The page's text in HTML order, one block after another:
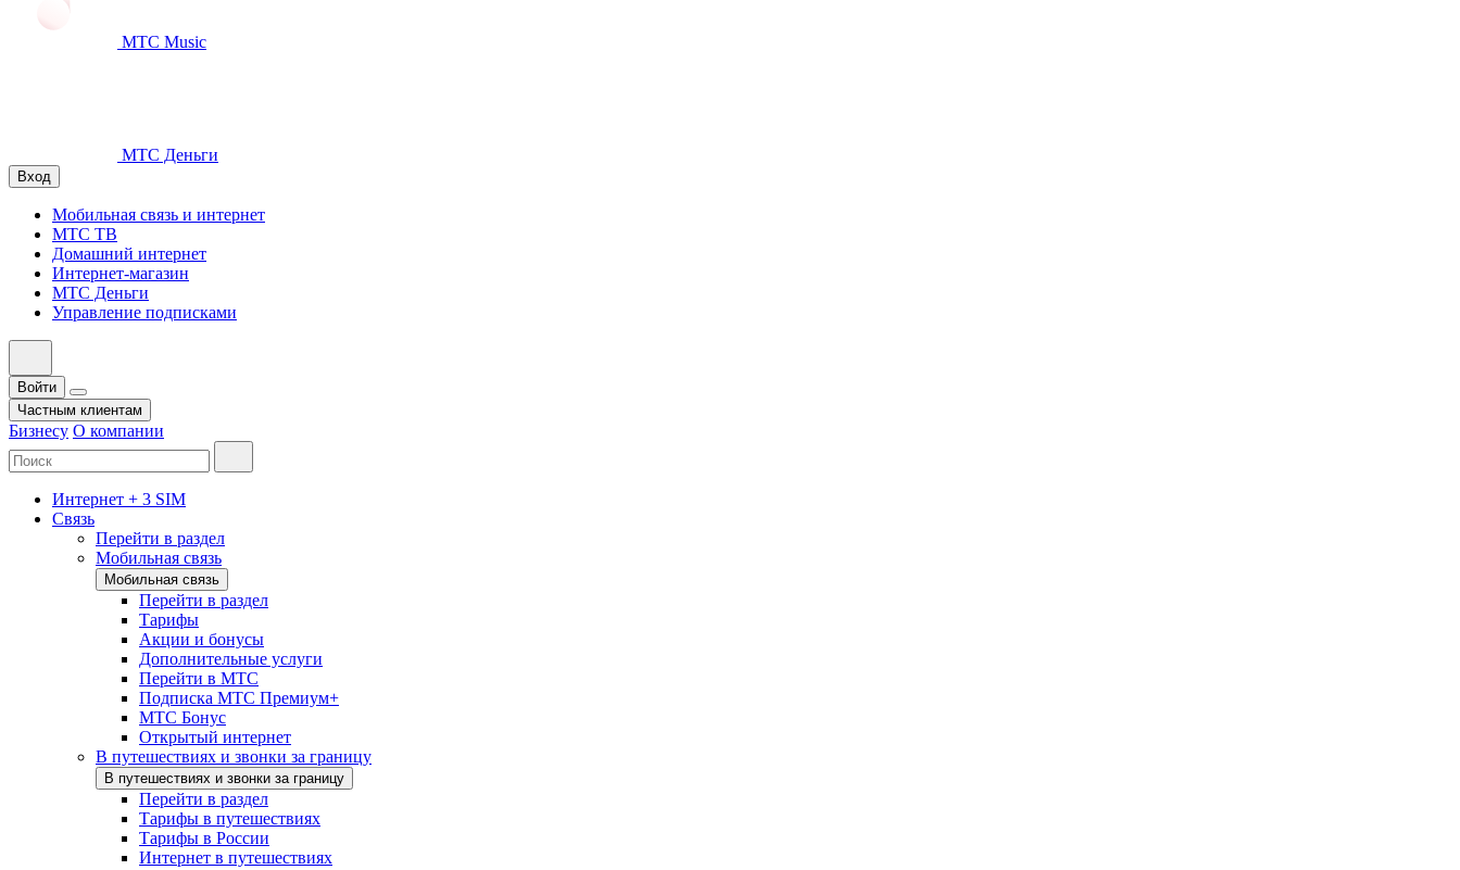
МТС Music
МТС Деньги
Вход
Мобильная связь и интернет
МТС ТВ
Домашний интернет
Интернет-магазин
МТС Деньги
Управление подписками
Войти
Частным клиентам
Бизнесу О компании
Интернет + 3 SIM
Связь
Перейти в раздел
Мобильная связь
Мобильная связь
Перейти в раздел
Тарифы
Акции и бонусы
Дополнительные услуги
Перейти в МТС
Подписка МТС Премиум+
МТС Бонус
Открытый интернет
В путешествиях и звонки за границу
В путешествиях и звонки за границу
Перейти в раздел
Тарифы в путешествиях
Тарифы в России
Интернет в путешествиях